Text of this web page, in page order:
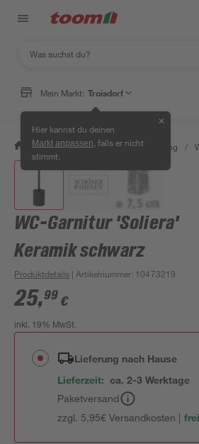
Mein Markt: Troisdorf
Hier kannst du deinen
Markt anpassen , falls er nicht
stimmt.
✕
/ Bad & Sanitär / Bad-Ausstattung /
WC-Garnitur 'Soliera'
Keramik schwarz
Produktdetails | Artikelnummer: 10473219
25,99 €
inkl. 19% MwSt.
Lieferung nach Hause
Lieferzeit: ca. 2-3 Werktage
Paketversand
zzgl. 5,95€ Versandkosten |